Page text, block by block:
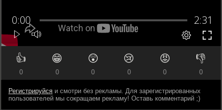
👍
0
😁
0
😲
0
😢
0
😡
0
👎
0
Регистрируйся и смотри без рекламы. Для зарегистрированных
пользователей мы сокращаем рекламу! Оставь комментарий ;)